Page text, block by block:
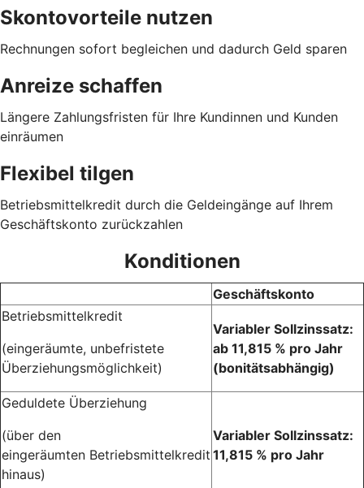
Skontovorteile nutzen
Rechnungen sofort begleichen und dadurch Geld sparen
Anreize schaffen
Längere Zahlungsfristen für Ihre Kundinnen und Kunden
einräumen
Flexibel tilgen
Betriebsmittelkredit durch die Geldeingänge auf Ihrem
Geschäftskonto zurückzahlen
Konditionen
Geschäftskonto
Betriebsmittelkredit
(eingeräumte, unbefristete
Überziehungsmöglichkeit)
Variabler Sollzinssatz:
ab 11,815 % pro Jahr
(bonitätsabhängig)
Geduldete Überziehung
(über den
eingeräumten Betriebsmittelkredit
hinaus)
Variabler Sollzinssatz:
11,815 % pro Jahr